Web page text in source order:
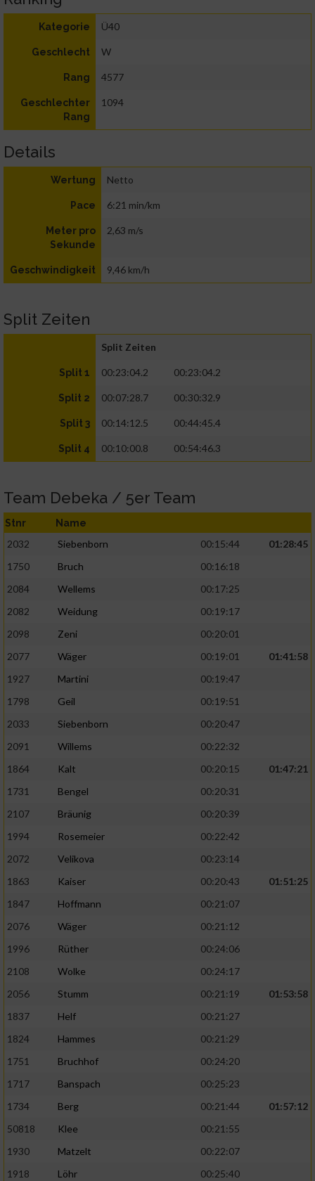
Kategorie Ü40
Geschlecht W
Rang 4577
Geschlechter
Rang
1094
Details
Wertung Netto
Pace 6:21 min/km
Meter pro
Sekunde
2,63 m/s
Geschwindigkeit 9,46 km/h
Split Zeiten
Split Zeiten
Split 1 00:23:04.2 00:23:04.2
Split 2 00:07:28.7 00:30:32.9
Split 3 00:14:12.5 00:44:45.4
Split 4 00:10:00.8 00:54:46.3
Team Debeka / 5er Team
Stnr Name
2032 Siebenborn 00:15:44
01:28:45
1750
Bruch
00:16:18
2084
Wellems
00:17:25
2082
Weidung
00:19:17
2098
Zeni
00:20:01
2077
Wäger 00:19:01
01:41:58
1927
Martini
00:19:47
1798
Geil
00:19:51
2033
Siebenborn
00:20:47
2091
Willems
00:22:32
1864
Kalt 00:20:15
01:47:21
1731
Bengel
00:20:31
2107
Bräunig
00:20:39
1994
Rosemeier
00:22:42
2072
Velikova
00:23:14
1863
Kaiser 00:20:43
01:51:25
1847
Hoffmann
00:21:07
2076
Wäger
00:21:12
1996
Rüther
00:24:06
2108
Wolke
00:24:17
2056
Stumm 00:21:19
01:53:58
1837
Helf
00:21:27
1824
Hammes
00:21:29
1751
Bruchhof
00:24:20
1717
Banspach
00:25:23
1734
Berg 00:21:44
01:57:12
50818
Klee
00:21:55
1930
Matzelt
00:22:07
1918
Löhr
00:25:40